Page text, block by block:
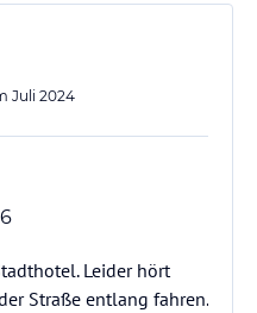
Juli 2024
Leider hört
Straße entlang fahren.